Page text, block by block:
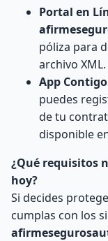
Portal en
póliza para
archivo XML.
App
puedes
de tu
disponible
¿Qué requisitos
hoy?
Si decides
cumplas con los